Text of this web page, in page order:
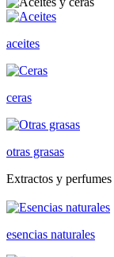
aceites
ceras
otras grasas
Extractos y perfumes
esencias naturales